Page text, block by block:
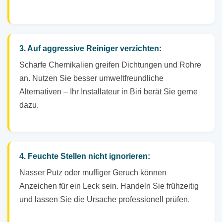
3. Auf aggressive Reiniger verzichten:
Scharfe Chemikalien greifen Dichtungen und Rohre
an. Nutzen Sie besser umweltfreundliche
Alternativen – Ihr Installateur in Biri berät Sie gerne
dazu.
4. Feuchte Stellen nicht ignorieren:
Nasser Putz oder muffiger Geruch können
Anzeichen für ein Leck sein. Handeln Sie frühzeitig
und lassen Sie die Ursache professionell prüfen.